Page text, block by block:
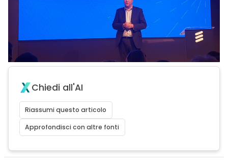
Chiedi all'AI
Riassumi questo articolo
Approfondisci con altre fonti